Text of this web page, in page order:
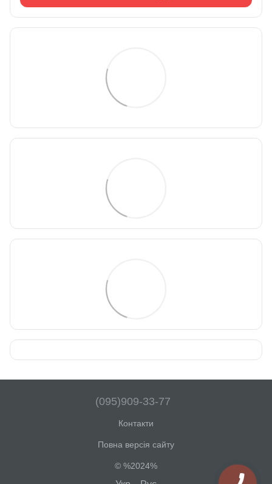
(095)909-33-77
Контакти
Повна версія сайту
© %2024%